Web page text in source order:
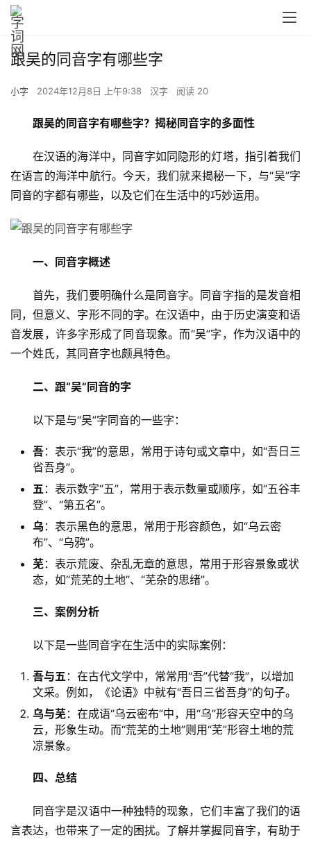
跟吴的同音字有哪些字
小字 2024年12月8日 上午9:38 汉字 阅读 20
跟吴的同音字有哪些字？揭秘同音字的多面性
在汉语的海洋中，同音字如同隐形的灯塔，指引着我们
在语言的海洋中航行。今天，我们就来揭秘一下，与“吴”字
同音的字都有哪些，以及它们在生活中的巧妙运用。
一、同音字概述
首先，我们要明确什么是同音字。同音字指的是发音相
同，但意义、字形不同的字。在汉语中，由于历史演变和语
音发展，许多字形成了同音现象。而“吴”字，作为汉语中的
一个姓氏，其同音字也颇具特色。
二、跟“吴”同音的字
以下是与“吴”字同音的一些字：
吾：表示“我”的意思，常用于诗句或文章中，如“吾日三
省吾身”。
五：表示数字“五”，常用于表示数量或顺序，如“五谷丰
登”、“第五名”。
乌 ：表示黑色的意思，常用于形容颜色，如“乌云密
布”、“乌鸦”。
芜：表示荒废、杂乱无章的意思，常用于形容景象或状
态，如“荒芜的土地”、“芜杂的思绪”。
三、案例分析
以下是一些同音字在生活中的实际案例：
吾与五：在古代文学中，常常用“吾”代替“我”，以增加
文采。例如，《论语》中就有“吾日三省吾身”的句子。
乌与芜：在成语“乌云密布”中，用“乌”形容天空中的乌
云，形象生动。而“荒芜的土地”则用“芜”形容土地的荒
凉景象。
四、总结
同音字是汉语中一种独特的现象，它们丰富了我们的语
言表达，也带来了一定的困扰。了解并掌握同音字，有助于